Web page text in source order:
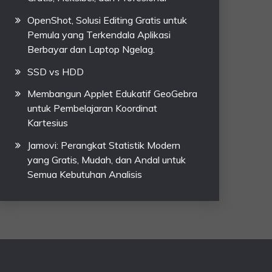
OpenShot, Solusi Editing Gratis untuk
Pemula yang Terkendala Aplikasi
Berbayar dan Laptop Ngelag.
SSD vs HDD
Membangun Applet Edukatif GeoGebra
untuk Pembelajaran Koordinat
Kartesius
Jamovi: Perangkat Statistik Modern
yang Gratis, Mudah, dan Andal untuk
Semua Kebutuhan Analisis